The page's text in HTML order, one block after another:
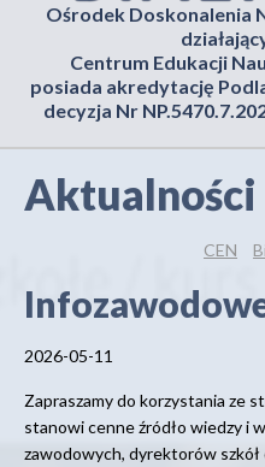
Ośrodek Doskonalenia
Centrum Edukacji
posiada akredytację
decyzja Nr
Aktualności
CEN
2026-05-11
Zapraszamy do korzystania ze
stanowi cenne źródło wiedzy i
zawodowych, dyrektorów